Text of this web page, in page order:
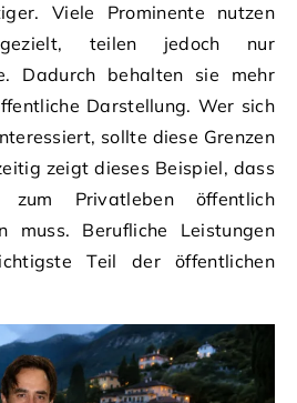
Viele Prominente nutzen
teilen jedoch nur
Dadurch behalten sie mehr
Darstellung. Wer sich
sollte diese Grenzen
zeigt dieses Beispiel, dass
Privatleben öffentlich
muss. Berufliche Leistungen
Teil der öffentlichen